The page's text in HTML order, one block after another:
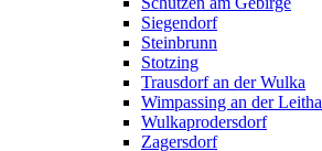
Siegendorf
Steinbrunn
Stotzing
Trausdorf an der Wulka
Wimpassing an der Leitha
Wulkaprodersdorf
Zagersdorf